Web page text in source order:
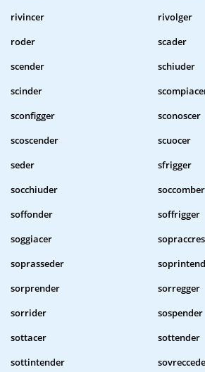
rivincer
rivolger
roder
scader
scender
schiuder
scinder
sconfigger
sconoscer
scoscender
scuocer
seder
sfrigger
socchiuder
soccomber
soffonder
soffrigger
soggiacer
soprasseder
sorprender
sorregger
sorrider
sospender
sottacer
sottender
sottintender